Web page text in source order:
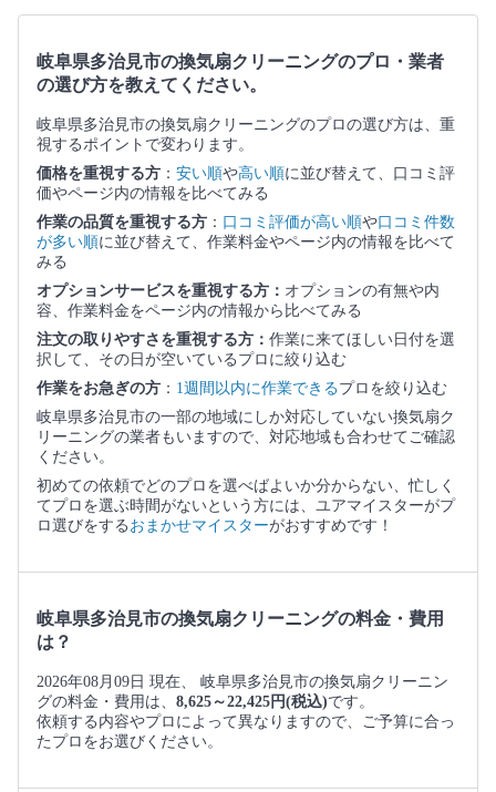
岐阜県多治見市の換気扇クリーニングのプロ・業者
の選び方を教えてください。
岐阜県多治見市の換気扇クリーニングのプロの選び方は、重
視するポイントで変わります。
価格を重視する方 ： 安い順や高い順に並び替えて、口コミ評
価やページ内の情報を比べてみる
作業の品質を重視する方 ： 口コミ評価が高い順や口コミ件数
が多い順に並び替えて、作業料金やページ内の情報を比べて
みる
オプションサービスを重視する方： オプションの有無や内
容、作業料金をページ内の情報から比べてみる
注文の取りやすさを重視する方： 作業に来てほしい日付を選
択して、その日が空いているプロに絞り込む
作業をお急ぎの方 ： 1週間以内に作業できるプロを絞り込む
岐阜県多治見市の一部の地域にしか対応していない換気扇ク
リーニングの業者もいますので、対応地域も合わせてご確認
ください。
初めての依頼でどのプロを選べばよいか分からない、忙しく
てプロを選ぶ時間がないという方には、ユアマイスターがプ
ロ選びをする おまかせマイスターがおすすめです！
岐阜県多治見市の換気扇クリーニングの料金・費用
は？
2026年08月09日 現在、 岐阜県多治見市の換気扇クリーニン
グの料金・費用は、 8,625～22,425円(税込)です。
依頼する内容やプロによって異なりますので、ご予算に合っ
たプロをお選びください。